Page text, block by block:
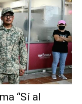
“Sí al